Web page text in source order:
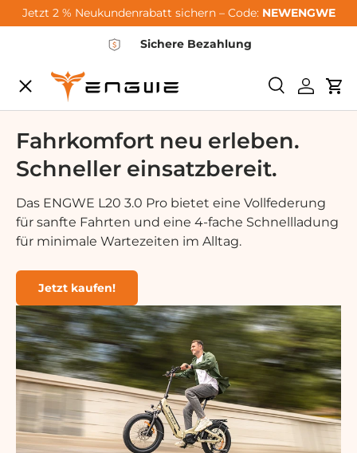
Hoppa till innehållet
Jetzt 2 % Neukundenrabatt sichern – Code: NEWENGWE
Sichere Bezahlung
SökaLogga
Meny
City-Sale
E-Bikes
Zubehör
Community
Support
Fahrkomfort neu erleben.
Schneller einsatzbereit.
Das ENGWE L20 3.0 Pro bietet eine Vollfederung
für sanfte Fahrten und eine 4-fache Schnellladung
für minimale Wartezeiten im Alltag.
Jetzt kaufen!